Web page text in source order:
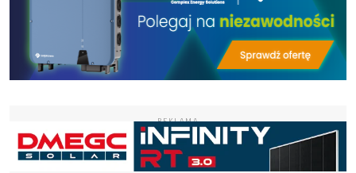
REKLAMA